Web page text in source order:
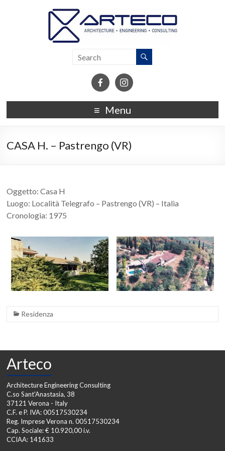
Menu
CASA H. – Pastrengo (VR)
Oggetto: Casa H
Luogo: Località Telegrafo – Pastrengo (VR) – Italia
Cronologia: 1975
Residenza
Arteco
Architecture Engineering Consulting
C.so Sant'Anastasia, 38
37121 Verona - Italy
C.F. e P. IVA: 00517530234
Reg. Imprese Verona n. 00517530234
Cap. Sociale: € 10.920,00 i.v.
CCIAA: 141633